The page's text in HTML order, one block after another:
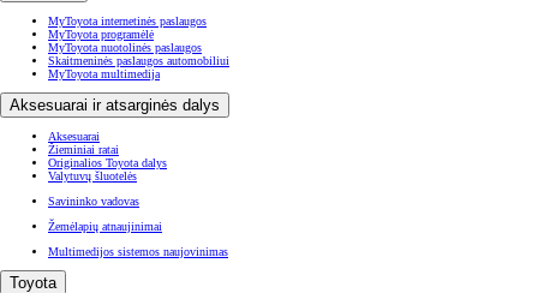
MyToyota internetinės paslaugos
MyToyota programėlė
MyToyota nuotolinės paslaugos
Skaitmeninės paslaugos automobiliui
MyToyota multimedija
Aksesuarai ir atsarginės dalys
Aksesuarai
Žieminiai ratai
Originalios Toyota dalys
Valytuvų šluotelės
Savininko vadovas
Žemėlapių atnaujinimai
Multimedijos sistemos naujovinimas
Toyota